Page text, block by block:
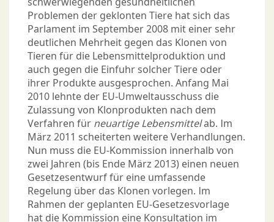
Problemen der geklonten Tiere hat sich das
Parlament im September 2008 mit einer sehr
deutlichen Mehrheit gegen das Klonen von
Tieren für die Lebensmittelproduktion und
auch gegen die Einfuhr solcher Tiere oder
ihrer Produkte ausgesprochen. Anfang Mai
2010 lehnte der EU-Umweltausschuss die
Zulassung von Klonprodukten nach dem
Verfahren für neuartige Lebensmittelab. Im
März 2011 scheiterten weitere Verhandlungen.
Nun muss die EU-Kommission innerhalb von
zwei Jahren (bis Ende März 2013) einen neuen
Gesetzesentwurf für eine umfassende
Regelung über das Klonen vorlegen. Im
Rahmen der geplanten EU-Gesetzesvorlage
hat die Kommission eine Konsultation im